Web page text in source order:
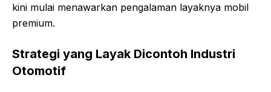
kini mulai menawarkan pengalaman layaknya mobil
premium.
Strategi yang Layak Dicontoh Industri
Otomotif